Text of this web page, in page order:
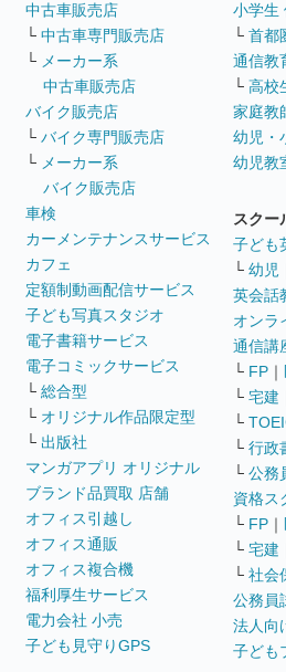
中古車販売店
└ 中古車専門販売店
└ メーカー系
中古車販売店
バイク販売店
└ バイク専門販売店
└ メーカー系
バイク販売店
車検
カーメンテナンスサービス
カフェ
定額制動画配信サービス
子ども写真スタジオ
電子書籍サービス
電子コミックサービス
└ 総合型
└ オリジナル作品限定型
└ 出版社
マンガアプリ オリジナル
ブランド品買取 店舗
オフィス引越し
オフィス通販
オフィス複合機
福利厚生サービス
電力会社 小売
子ども見守りGPS
小学生
└ 首都
通信教
└ 高校
家庭教
幼児・
幼児教
スクー
子ども
└ 幼児
英会話
オンラ
通信講
└ FP ｜
└ 宅建
└
└ 行政
└ 公務
資格ス
└ FP ｜
└ 宅建
└ 社会
公務員
法人向
子ども